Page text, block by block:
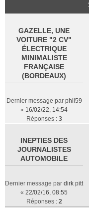
GAZELLE, UNE
VOITURE "2 CV"
ÉLECTRIQUE
MINIMALISTE
FRANÇAISE
(BORDEAUX)
Dernier message par phil59
« 16/02/22, 14:54
Réponses : 3
INEPTIES DES
JOURNALISTES
AUTOMOBILE
Dernier message par dirk pitt
« 22/02/16, 08:55
Réponses : 2